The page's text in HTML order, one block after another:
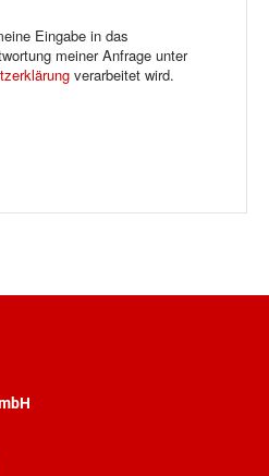
Eingabe in das
meiner Anfrage unter
verarbeitet wird.